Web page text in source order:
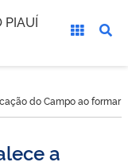
PIAUÍ
do Campo ao
a